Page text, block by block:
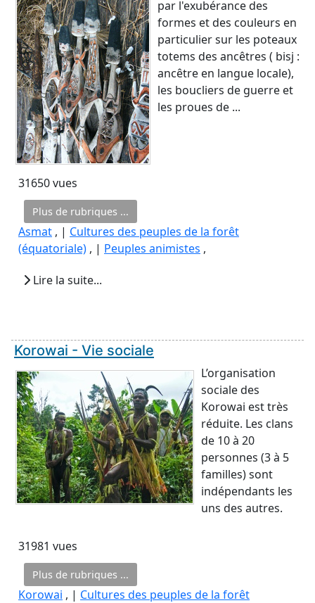
par l'exubérance des
formes et des couleurs en
particulier sur les poteaux
totems des ancêtres ( bisj :
ancêtre en langue locale),
les boucliers de guerre et
les proues de ...
31650 vues
Plus de rubriques ...
Asmat , | Cultures des peuples de la forêt
(équatoriale) , | Peuples animistes ,
Lire la suite...
Korowai - Vie sociale
L’organisation
sociale des
Korowai est très
réduite. Les clans
de 10 à 20
personnes (3 à 5
familles) sont
indépendants les
uns des autres.
31981 vues
Plus de rubriques ...
Korowai , | Cultures des peuples de la forêt